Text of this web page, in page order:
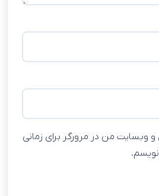
و وبسایت من در مرورگر برای زمانی